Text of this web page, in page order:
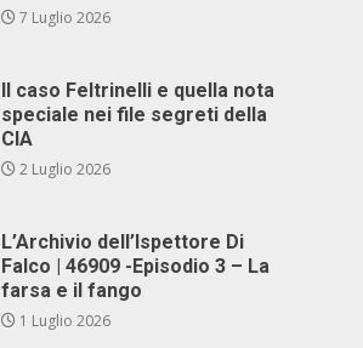
7 Luglio 2026
Il caso Feltrinelli e quella nota
speciale nei file segreti della
CIA
2 Luglio 2026
L’Archivio dell’Ispettore Di
Falco | 46909 -Episodio 3 – La
farsa e il fango
1 Luglio 2026